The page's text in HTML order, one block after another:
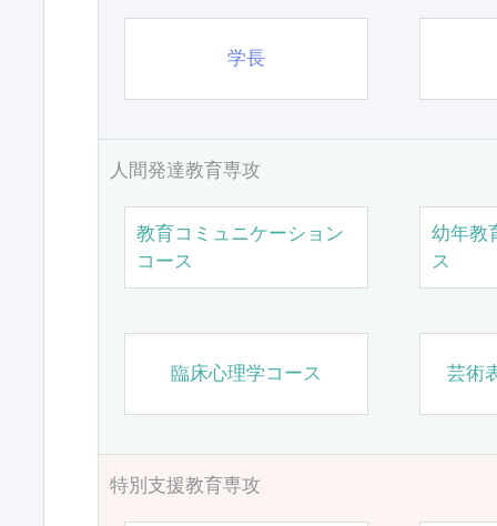
学長
人間発達教育専攻
教育コミュニケーション
コース
幼年教
ス
臨床心理学コース 芸術
特別支援教育専攻